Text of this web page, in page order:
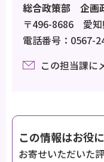
総合政策部 企画
〒496-8686 愛知
電話番号：0567-
この担当課に
この情報はお役
お寄せいただいた